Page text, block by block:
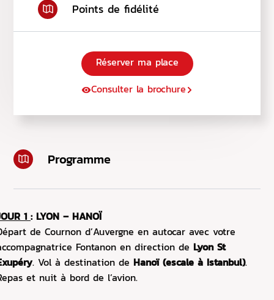
Points de fidélité
Réserver ma place
Consulter la brochure
Programme
1 : LYON – HANOÏ
de Cournon d’Auvergne en autocar avec votre
Fontanon en direction de Lyon St
. Vol à destination de Hanoï (escale à Istanbul).
et nuit à bord de l’avion.